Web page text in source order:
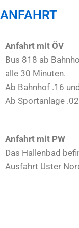
ANFAHRT
Anfahrt mit ÖV
Bus 818 ab
alle 30 Minuten.
Ab Bahnhof .16
Ab Sportanlage
Anfahrt mit PW
Das Hallenbad
Ausfahrt Uster